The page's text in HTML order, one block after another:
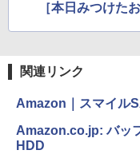
［本日みつけた
関連リンク
Amazon｜スマイル
Amazon.co.jp: バッ
HDD